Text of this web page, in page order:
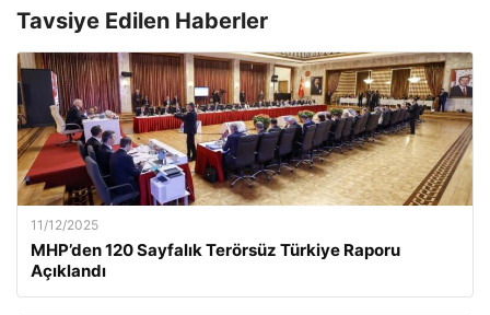
Tavsiye Edilen Haberler
11/12/2025
MHP’den 120 Sayfalık Terörsüz Türkiye Raporu
Açıklandı